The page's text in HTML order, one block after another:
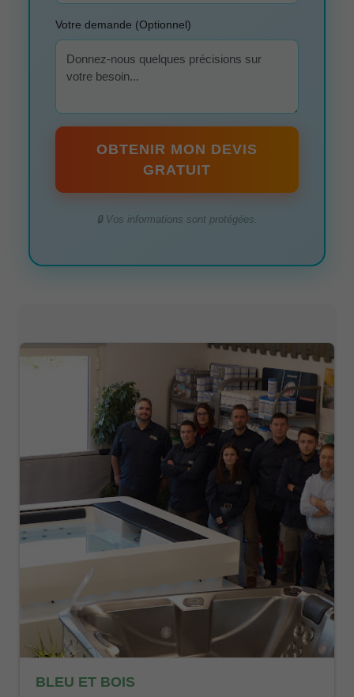
Votre demande (Optionnel)
OBTENIR MON DEVIS
GRATUIT
🔒 Vos informations sont protégées.
BLEU ET BOIS